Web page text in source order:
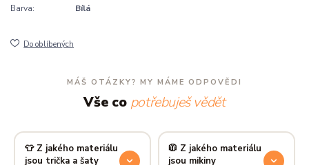
Barva:
Bílá
Do oblíbených
MÁŠ OTÁZKY? MY MÁME ODPOVĚDI
Vše co potřebuješ vědět
👕 Z jakého materiálu
jsou trička a šaty
🧥 Z jakého materiálu
jsou mikiny